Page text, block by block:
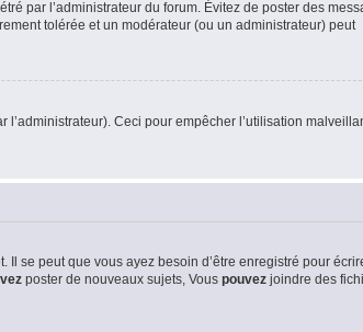
par l’administrateur du forum. Évitez de poster des
tolérée et un modérateur (ou un administrateur) peut
Ceci pour empêcher l’utilisation
se peut que vous ayez besoin d’être enregistré pour
poster de nouveaux sujets, Vous pouvez joindre des